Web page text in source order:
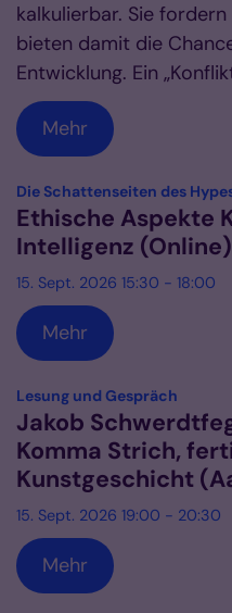
kalkulierbar. Sie
bieten damit die
Entwicklung. Ein
Mehr
Die Schattenseiten des
Ethische Aspekte
Intelligenz (Online)
15. Sept. 2026 15:30 - 18:00
Mehr
Lesung und Gespräch
Jakob
Komma Strich,
Kunstgeschicht
15. Sept. 2026 19:00 - 20:30
Mehr